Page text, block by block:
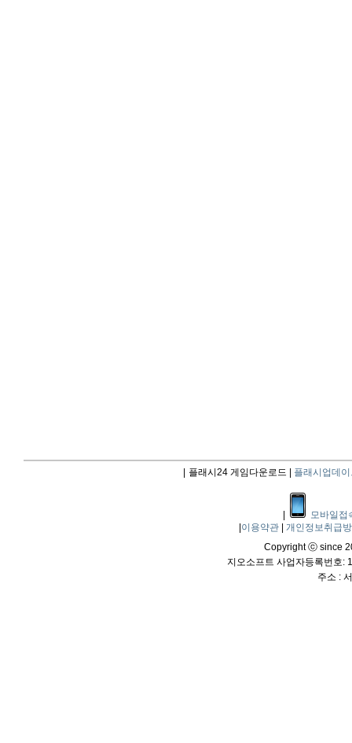
플래시24 게임다운로드 | 플래시업데이
모바일접
이용약관
개인정보취급
Copyright ⓒ since
지오소프트 사업자등록번호:
주소 :